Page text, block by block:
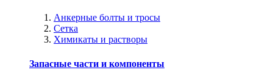
Анкерные болты и тросы
Сетка
Химикаты и растворы
Запасные части и компоненты